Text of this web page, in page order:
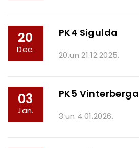
20
Dec.
PK4 Sigulda
20.un 21.12.2025.
03
Jan.
PK5 Vinterberga
3.un 4.01.2026.